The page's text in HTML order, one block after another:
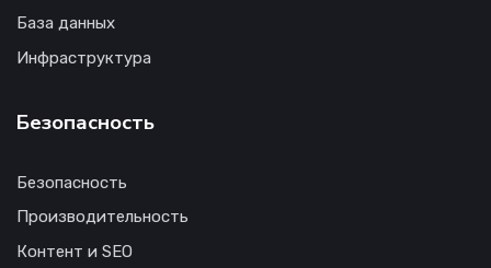
База данных
Инфраструктура
Безопасность
Безопасность
Производительность
Контент и SEO